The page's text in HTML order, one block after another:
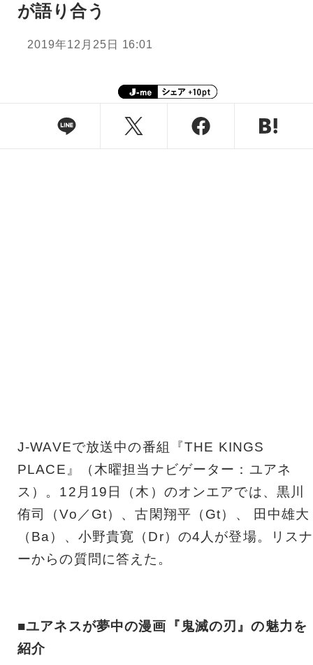
が語り合う
2019年12月25日 16:01
J-WAVEで放送中の番組『THE KINGS
PLACE』（木曜担当ナビゲーター：ユアネ
ス）。12月19日（木）のオンエアでは、黒川
侑司（Vo／Gt）、古閑翔平（Gt）、 田中雄大
（Ba）、小野貴寛（Dr）の4人が登場。リスナ
ーからの質問に答えた。
■ユアネスが夢中の漫画『鬼滅の刃』の魅力を
紹介